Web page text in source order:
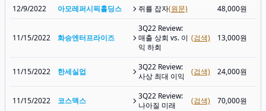
12/9/2022 아모레퍼시픽홀딩스 쥐를 잡자(원문) 48,000원
11/15/2022 화승엔터프라이즈
3Q22 Review:
매출 상회 vs. 이
익 하회
(검색) 13,000원
11/15/2022 한세실업
3Q22 Review:
사상 최대 이익
(검색) 24,000원
11/15/2022 코스맥스
3Q22 Review:
나아질 미래
(검색) 70,000원